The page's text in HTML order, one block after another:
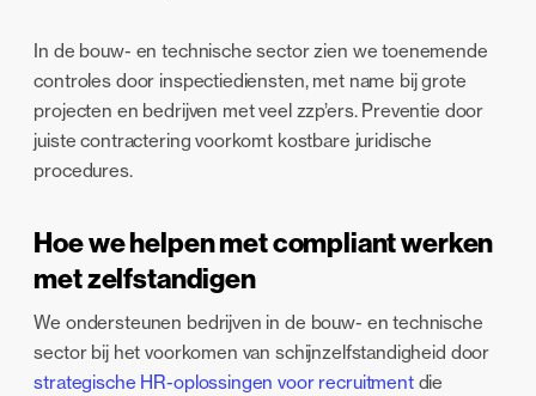
In de bouw- en technische sector zien we toenemende
controles door inspectiediensten, met name bij grote
projecten en bedrijven met veel zzp’ers. Preventie door
juiste contractering voorkomt kostbare juridische
procedures.
Hoe we helpen met compliant werken
met zelfstandigen
We ondersteunen bedrijven in de bouw- en technische
sector bij het voorkomen van schijnzelfstandigheid door
strategische HR-oplossingen voor recruitmentdie